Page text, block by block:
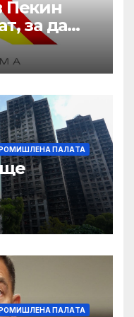
Пекин
за да
на
ПАЛAТА
ще
Fuk
ПАЛAТА